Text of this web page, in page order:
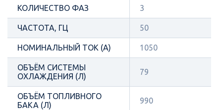
КОЛИЧЕСТВО ФАЗ 3
ЧАСТОТА, ГЦ 50
НОМИНАЛЬНЫЙ ТОК (А) 1050
ОБЪЁМ СИСТЕМЫ
ОХЛАЖДЕНИЯ (Л)
79
ОБЪЁМ ТОПЛИВНОГО
БАКА (Л)
990